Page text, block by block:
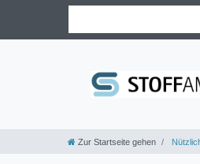
Zur Startseite gehen